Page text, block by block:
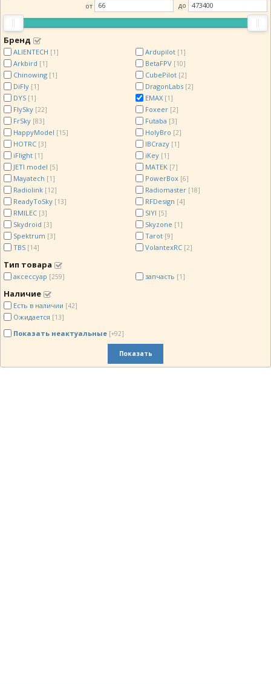
от до
Бренд
ALIENTECH [1] Ardupilot [1]
Arkbird [1] BetaFPV [10]
Chinowing [1] CubePilot [2]
DiFly [1] DragonLabs [2]
DYS [1] EMAX [1]
FlySky [22] Foxeer [2]
FrSky [83] Futaba [3]
HappyModel [15] HolyBro [2]
HOTRC [3] IBCrazy [1]
iFlight [1] iKey [1]
JETI model [5] MATEK [7]
Mayatech [1] PowerBox [6]
Radiolink [12] Radiomaster [18]
ReadyToSky [13] RFDesign [4]
RMILEC [3] SIYI [5]
Skydroid [3] Skyzone [1]
Spektrum [3] Tarot [9]
TBS [14] VolantexRC [2]
Тип товара
аксессуар [259] запчасть [1]
Наличие
Есть в наличии [42]
Ожидается [13]
Показать неактуальные [+92]
Показать